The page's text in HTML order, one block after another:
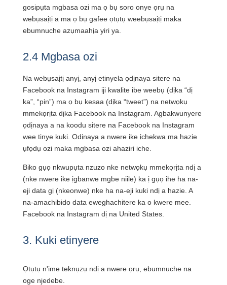
gosipụta mgbasa ozi ma ọ bụ soro onye ọrụ na
webụsaịtị a ma ọ bụ gafee ọtụtụ weebụsaịtị maka
ebumnuche azụmaahịa yiri ya.
2.4 Mgbasa ozi
Na webụsaịtị anyị, anyị etinyela ọdịnaya sitere na
Facebook na Instagram iji kwalite ibe weebụ (dịka “dị
ka”, “pin”) ma ọ bụ kesaa (dịka “tweet”) na netwọkụ
mmekọrịta dịka Facebook na Instagram. Agbakwunyere
ọdịnaya a na koodu sitere na Facebook na Instagram
wee tinye kuki. Ọdịnaya a nwere ike ịchekwa ma hazie
ụfọdụ ozi maka mgbasa ozi ahaziri iche.
Biko gụọ nkwupụta nzuzo nke netwọkụ mmekọrịta ndị a
(nke nwere ike ịgbanwe mgbe niile) ka ị gụọ ihe ha na-
eji data gị (nkeonwe) nke ha na-eji kuki ndị a hazie. A
na-amachibido data eweghachitere ka o kwere mee.
Facebook na Instagram dị na United States.
3. Kuki etinyere
Ọtụtụ n'ime teknụzụ ndị a nwere ọrụ, ebumnuche na
oge njedebe.